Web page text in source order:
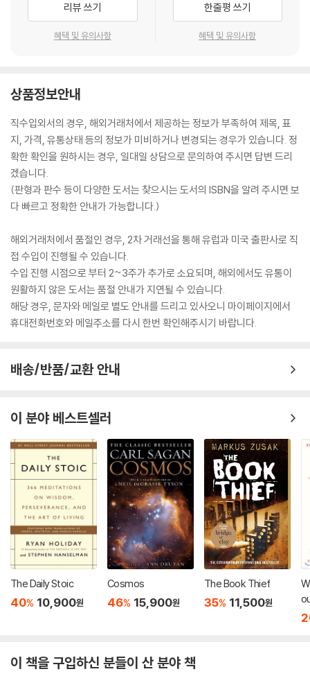
리뷰 쓰기
혜택 및 유의사항
한줄평 쓰기
혜택 및 유의사항
상품정보안내
직수입외서의 경우, 해외거래처에서 제공하는 정보가 부족하여 제목, 표
지, 가격, 유통상태 등의 정보가 미비하거나 변경되는 경우가 있습니다. 정
확한 확인을 원하시는 경우, 일대일 상담으로 문의하여 주시면 답변 드리
겠습니다.
(판형과 판수 등이 다양한 도서는 찾으시는 도서의 ISBN을 알려 주시면 보
다 빠르고 정확한 안내가 가능합니다.)
해외거래처에서 품절인 경우, 2차 거래선을 통해 유럽과 미국 출판사로 직
접 수입이 진행될 수 있습니다.
수입 진행 시점으로 부터 2~3주가 추가로 소요되며, 해외에서도 유통이
원활하지 않은 도서는 품절 안내가 지연될 수 있습니다.
해당 경우, 문자와 메일로 별도 안내를 드리고 있사오니 마이페이지에서
휴대전화번호와 메일주소를 다시 한번 확인해주시기 바랍니다.
배송/반품/교환 안내
이 분야 베스트셀러
The Daily Stoic
40% 10,900원
Cosmos
46% 15,900원
The Book Thief
35% 11,500원
이 책을 구입하신 분들이 산 분야 책